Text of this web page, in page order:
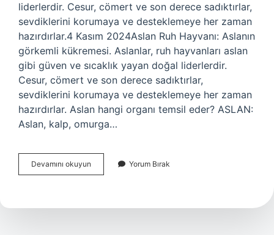
liderlerdir. Cesur, cömert ve son derece sadıktırlar,
sevdiklerini korumaya ve desteklemeye her zaman
hazırdırlar.4 Kasım 2024Aslan Ruh Hayvanı: Aslanın
görkemli kükremesi. Aslanlar, ruh hayvanları aslan
gibi güven ve sıcaklık yayan doğal liderlerdir.
Cesur, cömert ve son derece sadıktırlar,
sevdiklerini korumaya ve desteklemeye her zaman
hazırdırlar. Aslan hangi organı temsil eder? ASLAN:
Aslan, kalp, omurga…
Devamını okuyun
Burcunun
Nedir
Yorum Bırak